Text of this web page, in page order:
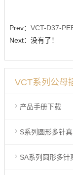
Prev： VCT-D37-
Next：没有了！
VCT系列公母
产品手册下载
S系列圆形多针
SA系列圆形多针